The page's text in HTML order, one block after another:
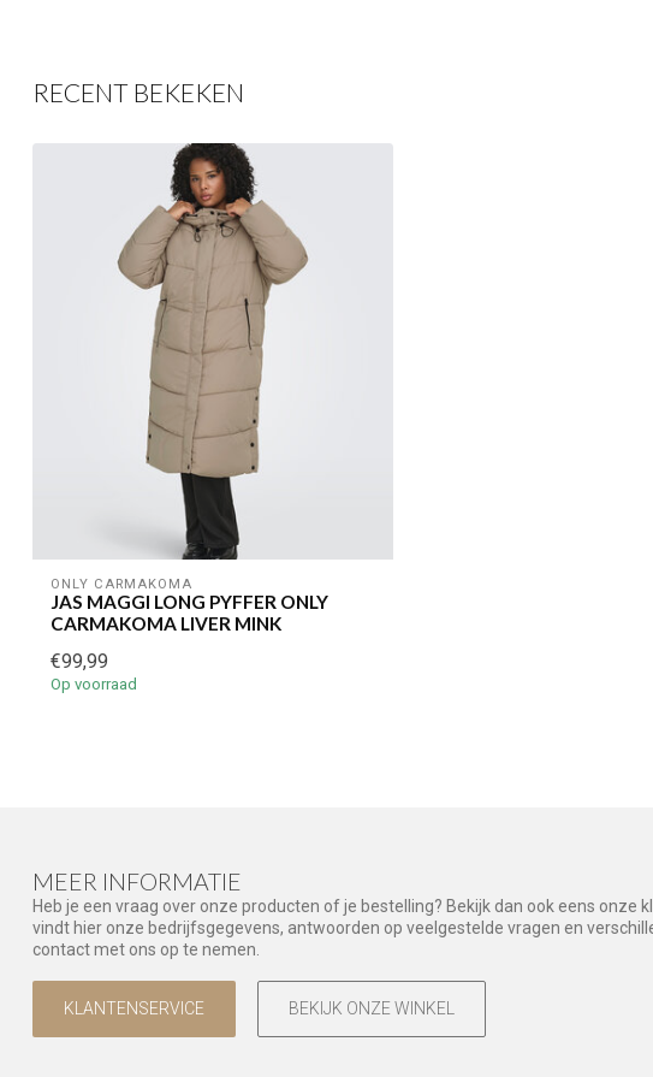
RECENT BEKEKEN
ONLY CARMAKOMA
JAS MAGGI LONG PYFFER ONLY
CARMAKOMA LIVER MINK
€99,99
Op voorraad
MEER INFORMATIE
Heb je een vraag over onze producten of je bestelling? Bekijk dan ook eens onze
vindt hier onze bedrijfsgegevens, antwoorden op veelgestelde vragen en
contact met ons op te nemen.
KLANTENSERVICE BEKIJK ONZE WINKEL